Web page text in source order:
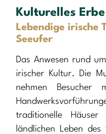
Kulturelles
Lebendige irische
Seeufer
Das Anwesen rund
irischer Kultur. Die
nehmen Besucher
traditionelle
ländlichen Leben